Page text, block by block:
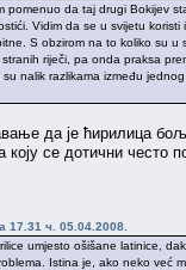
pomenuo da taj drugi Bokijev
Vidim da se u svijetu
S obzirom na to koliko su
riječi, pa onda praksa
su nalik razlikama između
да је ћирилица
се дотични често
17.31 ч. 05.04.2008.
umjesto ošišane latinice,
Istina je, ako neko već